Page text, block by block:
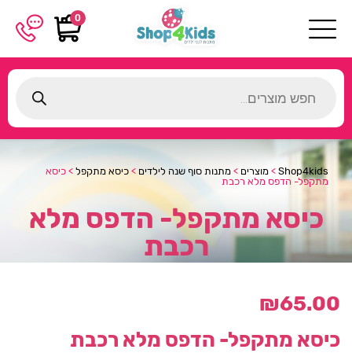
0
search
Shop4kids
> מוצרים > מתנות סוף שנה לילדים > כיסא מתקפל > כיסא
מתקפל- הדפס מלא רכבת
כיסא מתקפל- הדפס מלא
רכבת
₪65.00
כיסא מתקפל- הדפס מלא רכבת